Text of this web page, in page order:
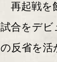
再起戦を
試合をデビ
の反省を活